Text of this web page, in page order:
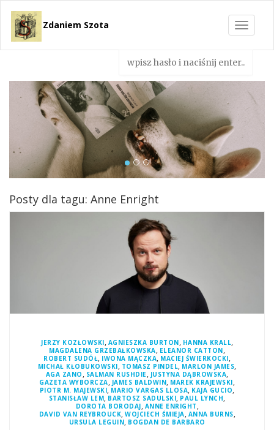
Toggle
Zdaniem Szota
Posty dla tagu: Anne Enright
JERZY KOZŁOWSKI, AGNIESZKA BURTON, HANNA KRALL,
MAGDALENA GRZEBAŁKOWSKA, ELEANOR CATTON,
ROBERT SUDÓŁ, IWONA MĄCZKA, MACIEJ ŚWIERKOCKI,
MICHAŁ KŁOBUKOWSKI, TOMASZ PINDEL,MARLON JAMES,
AGA ZANO , SALMAN RUSHDIE, JUSTYNA DĄBROWSKA,
GAZETA WYBORCZA, JAMES BALDWIN, MAREK KRAJEWSKI,
PIOTR M. MAJEWSKI, MARIO VARGAS LLOSA, KAJA GUCIO,
STANISŁAW LEM, BARTOSZ SADULSKI, PAUL LYNCH,
DOROTA BORODAJ, ANNE ENRIGHT ,
DAVID VAN REYBROUCK, WOJCIECH ŚMIEJA, ANNA BURNS,
URSULA LEGUIN, BOGDAN DE BARBARO